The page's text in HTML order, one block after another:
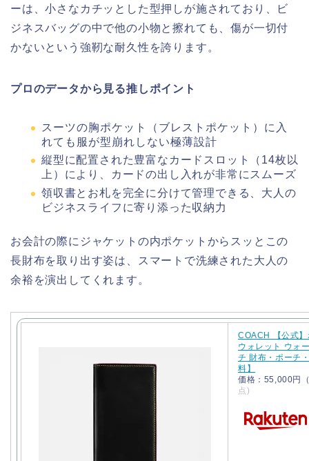
ーは、小さなカチッとした型押しが施されており、ビ
ジネスバッグの中で他の小物と擦れても、傷が一切付
かないという強靭な耐久性を誇ります。
プロのデータから見る推しポイント
スーツの胸ポケット（ブレストポケット）に入
れても服が型崩れしない極薄設計
縦型に配置された豊富なカードスロット（14枚以
上）により、カードの出し入れが非常にスムーズ
領収書とお札を完全に分けて管理できる、大人の
ビジネスライフに寄り添った収納力
お会計の際にジャケットの内ポケットからスッとこの
長財布を取り出す姿は、スマートで洗練された大人の
余裕を演出してくれます。
COACH 【公式
ウォレット ウォ
チ 財布・ポーチ
料】
価格：55,000円
点)